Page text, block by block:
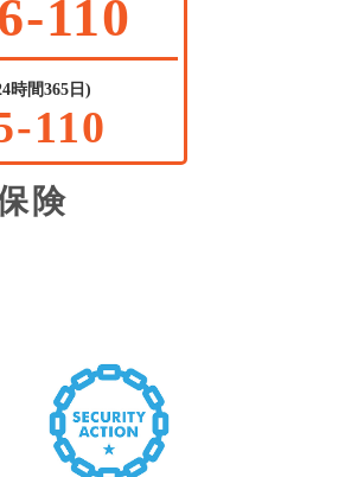
110
時間365日)
110
険